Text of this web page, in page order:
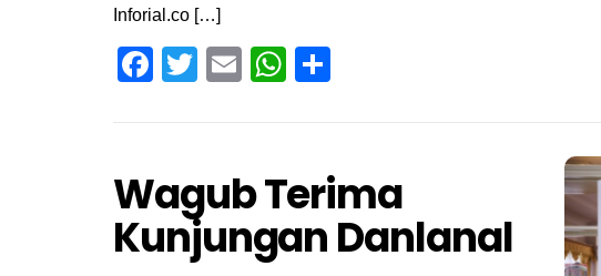
Inforial.co […]
Facebook
TwitterEmailWhatsApp
Wagub Terima
Kunjungan Danlanal